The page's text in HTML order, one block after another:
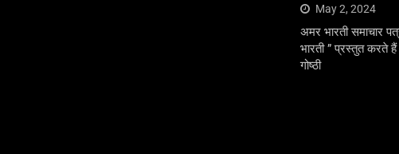
May 2, 2024
अमर भारती समाचार
भारती ” प्रस्तुत करते हैं
गोष्ठी